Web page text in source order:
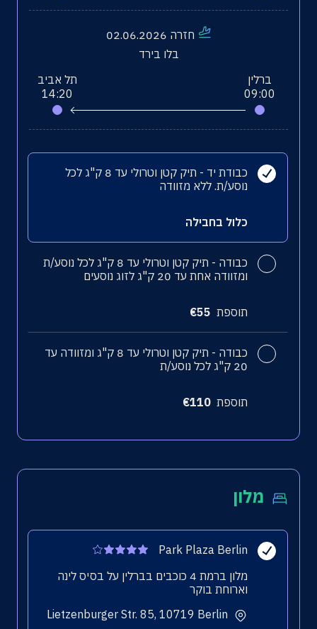
חזרה 02.06.2026
בלו בירד
ברלין
09:00
תל אביב
14:20
כבודת יד
- תיק קטן וטרולי עד 8 ק"ג לכל
נוסע/ת. ללא מזוודה
כלול בחבילה
כבודה
- תיק קטן וטרולי עד 8 ק"ג לכל נוסע/ת
ומזוודה אחת עד 20 ק"ג לזוג נוסעים
תוספת 55
€
כבודה
- תיק קטן וטרולי עד 8 ק"ג ומזוודה עד
20 ק"ג לכל נוסע/ת
תוספת 110
€
מלון
Park Plaza Berlin
מלון ברמת 4 כוכבים בברלין על בסיס לינה
וארוחת בוקר
Lietzenburger Str. 85, 10719 Berlin